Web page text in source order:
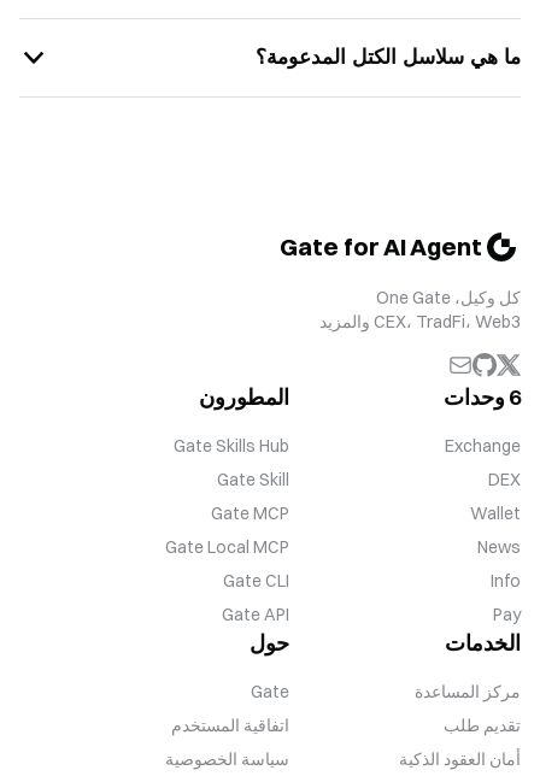
ما هي سلاسل الكتل المدعومة؟
Gate for AI Agent
كل وكيل، One Gate
CEX، TradFi، Web3 والمزيد
6 وحدات
Exchange
DEX
Wallet
News
Info
Pay
المطورون
Gate Skills Hub
Gate Skill
Gate MCP
Gate Local MCP
Gate CLI
Gate API
الخدمات
مركز المساعدة
تقديم طلب
أمان العقود الذكية
حول
Gate
اتفاقية المستخدم
سياسة الخصوصية